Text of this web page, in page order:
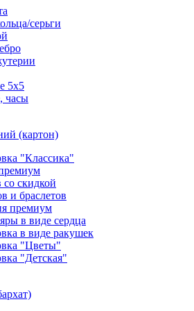
серьги
5x5
часы
(картон)
"Классика"
скидкой
и браслетов
премиум
в виде сердца
в виде ракушек
"Цветы"
"Детская"